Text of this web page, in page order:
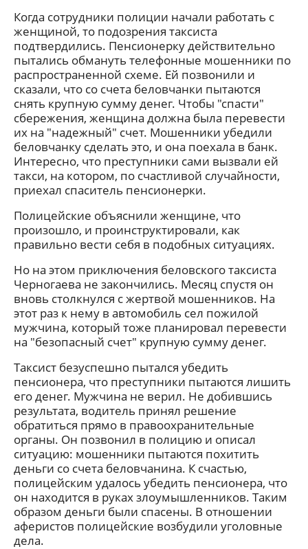
Когда сотрудники полиции начали работать с
женщиной, то подозрения таксиста
подтвердились. Пенсионерку действительно
пытались обмануть телефонные мошенники по
распространенной схеме. Ей позвонили и
сказали, что со счета беловчанки пытаются
снять крупную сумму денег. Чтобы "спасти"
сбережения, женщина должна была перевести
их на "надежный" счет. Мошенники убедили
беловчанку сделать это, и она поехала в банк.
Интересно, что преступники сами вызвали ей
такси, на котором, по счастливой случайности,
приехал спаситель пенсионерки.
Полицейские объяснили женщине, что
произошло, и проинструктировали, как
правильно вести себя в подобных ситуациях.
Но на этом приключения беловского таксиста
Черногаева не закончились. Месяц спустя он
вновь столкнулся с жертвой мошенников. На
этот раз к нему в автомобиль сел пожилой
мужчина, который тоже планировал перевести
на "безопасный счет" крупную сумму денег.
Таксист безуспешно пытался убедить
пенсионера, что преступники пытаются лишить
его денег. Мужчина не верил. Не добившись
результата, водитель принял решение
обратиться прямо в правоохранительные
органы. Он позвонил в полицию и описал
ситуацию: мошенники пытаются похитить
деньги со счета беловчанина. К счастью,
полицейским удалось убедить пенсионера, что
он находится в руках злоумышленников. Таким
образом деньги были спасены. В отношении
аферистов полицейские возбудили уголовные
дела.